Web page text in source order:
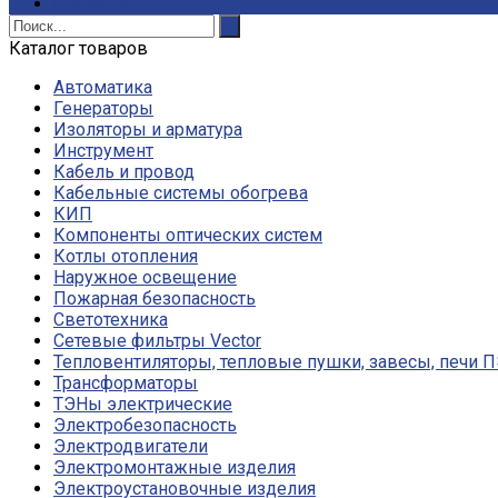
Каталог товаров
Автоматика
Генераторы
Изоляторы и арматура
Инструмент
Кабель и провод
Кабельные системы обогрева
КИП
Компоненты оптических систем
Котлы отопления
Наружное освещение
Пожарная безопасность
Светотехника
Сетевые фильтры Vector
Тепловентиляторы, тепловые пушки, завесы, печи
Трансформаторы
ТЭНы электрические
Электробезопасность
Электродвигатели
Электромонтажные изделия
Электроустановочные изделия